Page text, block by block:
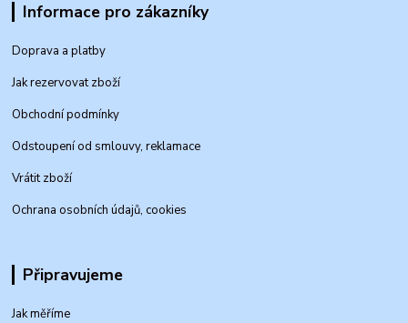
Informace pro zákazníky
Doprava a platby
Jak rezervovat zboží
Obchodní podmínky
Odstoupení od smlouvy, reklamace
Vrátit zboží
Ochrana osobních údajů, cookies
Připravujeme
Jak měříme